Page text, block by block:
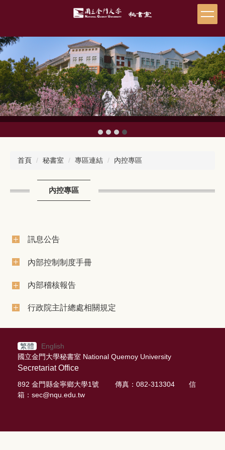
要
內
容
區
首頁 秘書室 專區連結 內控專區
內控專區
訊息公告
內部控制制度手冊
內部稽核報告
行政院主計總處相關規定
繁體
English
國立金門大學秘書室 National Quemoy University
Secretariat Office
892 金門縣金寧鄉大學1號 傳真：082-313304 信
箱：sec@nqu.edu.tw